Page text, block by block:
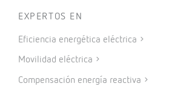
EXPERTOS EN
Eficiencia energética eléctrica
Movilidad eléctrica
Compensación energía reactiva